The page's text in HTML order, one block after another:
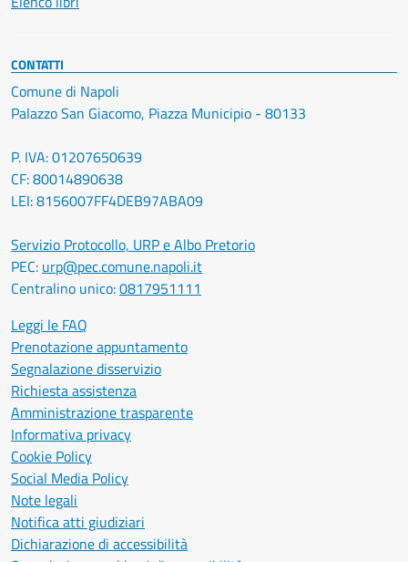
CONTATTI
Comune di Napoli
Palazzo San Giacomo, Piazza Municipio - 80133
P. IVA: 01207650639
CF: 80014890638
LEI: 8156007FF4DEB97ABA09
Servizio Protocollo, URP e Albo Pretorio
PEC: urp@pec.comune.napoli.it
Centralino unico:0817951111
Leggi le FAQ
Prenotazione appuntamento
Segnalazione disservizio
Richiesta assistenza
Amministrazione trasparente
Informativa privacy
Cookie Policy
Social Media Policy
Note legali
Notifica atti giudiziari
Dichiarazione di accessibilità